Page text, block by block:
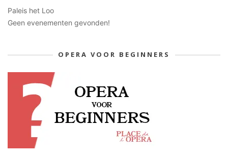
Paleis het Loo
Geen evenementen gevonden!
OPERA VOOR BEGINNERS